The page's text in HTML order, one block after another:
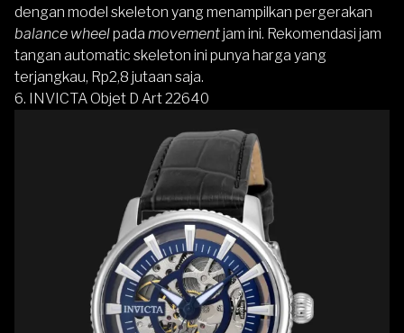
dengan model skeleton yang menampilkan pergerakan
balance wheelpada movementjam ini. Rekomendasi jam
tangan automatic skeleton ini punya harga yang
terjangkau, Rp2,8 jutaan saja.
6. INVICTA Objet D Art 22640